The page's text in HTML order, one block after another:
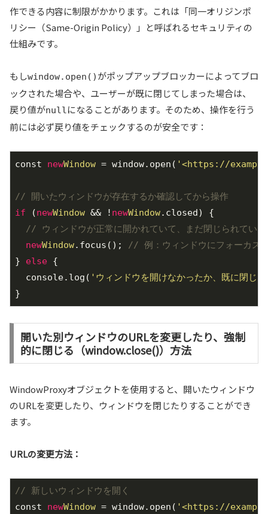
作できる内容に制限がかかります。これは「同一オリジンポ
リシー（Same-Origin Policy）」と呼ばれるセキュリティの
仕組みです。
もしwindow.open() がポップアップブロッカーによってブロ
ックされた場合や、ユーザーが既に閉じてしまった場合は、
戻り値がnullになることがあります。そのため、操作を行う
前には必ず戻り値をチェックするのが安全です：
const newWindow = window.open( '<https://
// 開いたウィンドウが存在するか確認してから操作
if (newWindow && ! newWindow.closed) {
// ウィンドウが正常に開かれていて、まだ閉じられていな
newWindow.focus(); // 例：ウィンドウにフォーカス
} else {
  console.log(
'ウィンドウを開けなかったか、既に閉じ
}
開いた別ウィンドウのURLを変更したり、強制
的に閉じる（window.close()）方法
WindowProxyオブジェクトを使用すると、開いたウィンドウ
のURLを変更したり、ウィンドウを閉じたりすることができ
ます。
URLの変更方法：
// 新しいウィンドウを開く
const newWindow = window.open( '<https://